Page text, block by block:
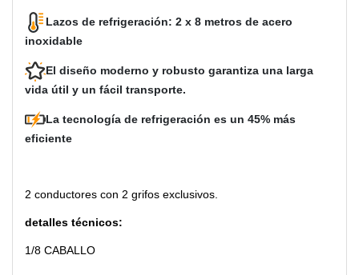
Lazos de refrigeración: 2 x 8 metros de acero
inoxidable
El diseño moderno y robusto garantiza una larga
vida útil y un fácil transporte.
La tecnología de refrigeración es un 45% más
eficiente
2 conductores con 2 grifos exclusivos.
detalles técnicos:
1/8 CABALLO